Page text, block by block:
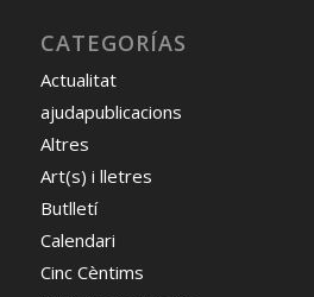
CATEGORÍAS
Actualitat
ajudapublicacions
Altres
Art(s) i lletres
Butlletí
Calendari
Cinc Cèntims